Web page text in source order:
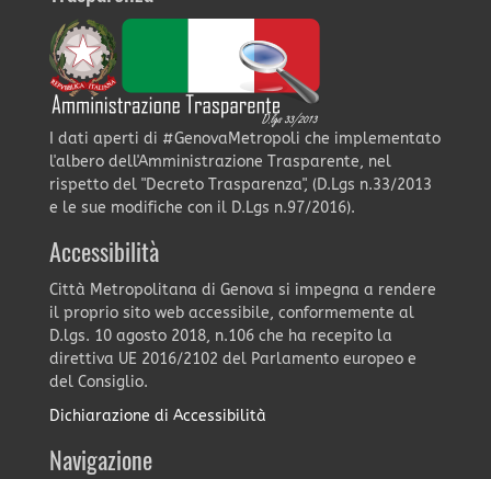
I dati aperti di #GenovaMetropoli che implementato
l'albero dell'Amministrazione Trasparente, nel
rispetto del "Decreto Trasparenza", (D.Lgs n.33/2013
e le sue modifiche con il D.Lgs n.97/2016).
Accessibilità
Città Metropolitana di Genova si impegna a rendere
il proprio sito web accessibile, conformemente al
D.lgs. 10 agosto 2018, n.106 che ha recepito la
direttiva UE 2016/2102 del Parlamento europeo e
del Consiglio.
Dichiarazione di Accessibilità
Navigazione